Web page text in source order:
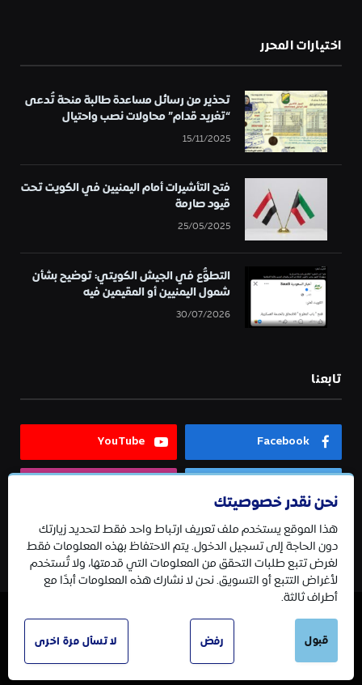
اختيارات المحرر
تحذير من رسائل مساعدة طالبة منحة تُدعى
“تغريد قدام” محاولات نصب واحتيال
15/11/2025
فتح التأشيرات أمام اليمنيين في الكويت تحت
قيود صارمة
25/05/2025
التطوُّع في الجيش الكويتي: توضيح بشأن
شمول اليمنيين أو المقيمين فيه
30/07/2026
تابعنا
Facebook
YouTube
Telegram
نحن نقدر خصوصيتك
هذا الموقع يستخدم ملف تعريف ارتباط واحد فقط لتحديد زيارتك
دون الحاجة إلى تسجيل الدخول. يتم الاحتفاظ بهذه المعلومات فقط
لغرض تتبع طلبات التحقق من المعلومات التي قدمتها، ولا تُستخدم
لأغراض التتبع أو التسويق. نحن لا نشارك هذه المعلومات أبدًا مع
أطراف ثالثة.
قبول رفض لا تسأل مرة اخرى